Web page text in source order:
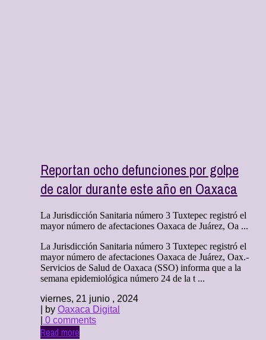
Reportan ocho defunciones por golpe
de calor durante este año en Oaxaca
La Jurisdicción Sanitaria número 3 Tuxtepec registró el
mayor número de afectaciones Oaxaca de Juárez, Oa ...
La Jurisdicción Sanitaria número 3 Tuxtepec registró el
mayor número de afectaciones Oaxaca de Juárez, Oax.-
Servicios de Salud de Oaxaca (SSO) informa que a la
semana epidemiológica número 24 de la t ...
viernes, 21 junio , 2024
| by Oaxaca Digital
0 comments
Read more